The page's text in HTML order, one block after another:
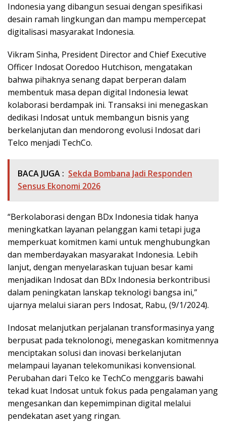
Indonesia yang dibangun sesuai dengan spesifikasi
desain ramah lingkungan dan mampu mempercepat
digitalisasi masyarakat Indonesia.
Vikram Sinha, President Director and Chief Executive
Officer Indosat Ooredoo Hutchison, mengatakan
bahwa pihaknya senang dapat berperan dalam
membentuk masa depan digital Indonesia lewat
kolaborasi berdampak ini. Transaksi ini menegaskan
dedikasi Indosat untuk membangun bisnis yang
berkelanjutan dan mendorong evolusi Indosat dari
Telco menjadi TechCo.
BACA JUGA : Sekda Bombana Jadi Responden
Sensus Ekonomi 2026
“Berkolaborasi dengan BDx Indonesia tidak hanya
meningkatkan layanan pelanggan kami tetapi juga
memperkuat komitmen kami untuk menghubungkan
dan memberdayakan masyarakat Indonesia. Lebih
lanjut, dengan menyelaraskan tujuan besar kami
menjadikan Indosat dan BDx Indonesia berkontribusi
dalam peningkatan lanskap teknologi bangsa ini,”
ujarnya melalui siaran pers Indosat, Rabu, (9/1/2024).
Indosat melanjutkan perjalanan transformasinya yang
berpusat pada teknolonogi, menegaskan komitmennya
menciptakan solusi dan inovasi berkelanjutan
melampaui layanan telekomunikasi konvensional.
Perubahan dari Telco ke TechCo menggaris bawahi
tekad kuat Indosat untuk fokus pada pengalaman yang
mengesankan dan kepemimpinan digital melalui
pendekatan aset yang ringan.